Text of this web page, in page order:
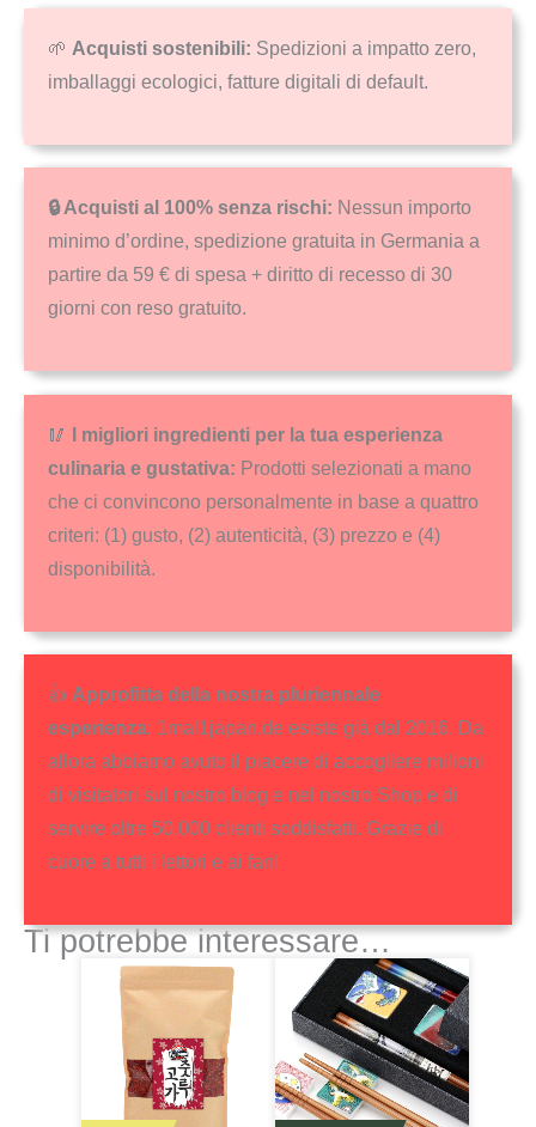
🌱 Acquisti sostenibili: Spedizioni a impatto zero,
imballaggi ecologici, fatture digitali di default.
🔒 Acquisti al 100% senza rischi: Nessun importo
minimo d’ordine, spedizione gratuita in Germania a
partire da 59 € di spesa + diritto di recesso di 30
giorni con reso gratuito.
🥢
I migliori ingredienti per la tua esperienza
culinaria e gustativa: Prodotti selezionati a mano
che ci convincono personalmente in base a quattro
criteri: (1) gusto, (2) autenticità, (3) prezzo e (4)
disponibilità.
👍 Approfitta della nostra pluriennale
esperienza: 1mal1japan.de esiste già dal 2016. Da
allora abbiamo avuto il piacere di accogliere milioni
di visitatori sul nostro blog e nel nostro Shop e di
servire oltre 50.000 clienti soddisfatti. Grazie di
cuore a tutti i lettori e ai fan!
Ti potrebbe interessare…